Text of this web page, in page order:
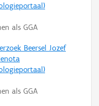
als GGA
Beersel Jozef
als GGA